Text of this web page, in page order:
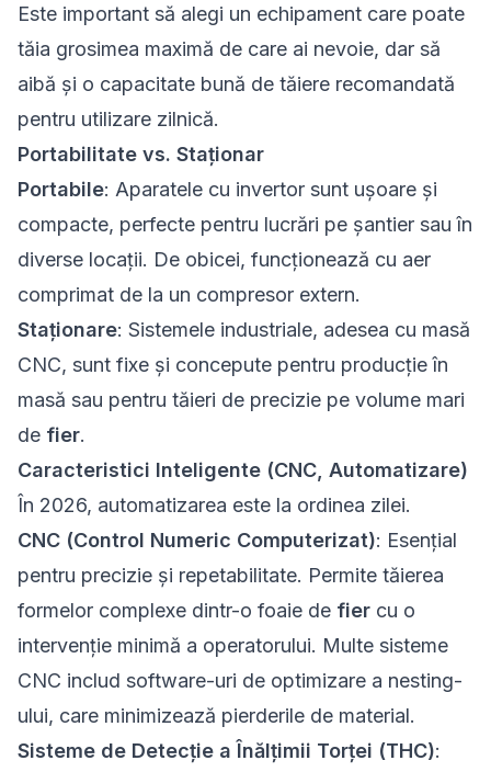
Este important să alegi un echipament care poate
tăia grosimea maximă de care ai nevoie, dar să
aibă și o capacitate bună de tăiere recomandată
pentru utilizare zilnică.
Portabilitate vs. Staționar
Portabile: Aparatele cu invertor sunt ușoare și
compacte, perfecte pentru lucrări pe șantier sau în
diverse locații. De obicei, funcționează cu aer
comprimat de la un compresor extern.
Staționare: Sistemele industriale, adesea cu masă
CNC, sunt fixe și concepute pentru producție în
masă sau pentru tăieri de precizie pe volume mari
de fier.
Caracteristici Inteligente (CNC, Automatizare)
În 2026, automatizarea este la ordinea zilei.
CNC (Control Numeric Computerizat): Esențial
pentru precizie și repetabilitate. Permite tăierea
formelor complexe dintr-o foaie de fier cu o
intervenție minimă a operatorului. Multe sisteme
CNC includ software-uri de optimizare a nesting-
ului, care minimizează pierderile de material.
Sisteme de Detecție a Înălțimii Torței (THC):